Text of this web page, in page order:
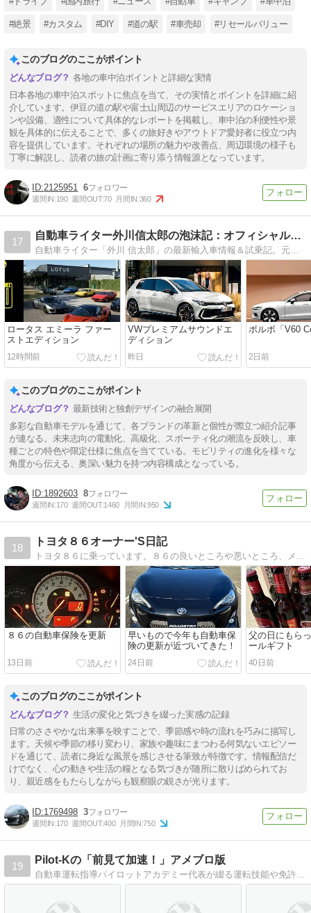
#絶景 #カスタム #DIY #道の駅 #車売却 #リセールバリュー
このブログのここがポイント
各地の車中泊ポイントと詳細な実情
日本各地の車中泊スポットに焦点を当て、その実情とポイントを詳細に紹
介しています。伊豆の道の駅や富士山周辺のサービスエリアのロケーショ
ンや設備、適性について具体的なレポートを掲載し、車中泊の利便性や景
観を具体的に伝えることで、多くの旅好きやアウトドア愛好者に役立つ内
容を提供しています。それぞれの場所の魅力や改善点、周辺環境の様子も
丁寧に解説し、読者の旅の計画に寄り添う情報源となっています。
2125951 6
週間IN:190 週間OUT:70 月間IN:360
17
自動車ライター外川信太郎の泡沫記：オフィシャルブログ
自動車ライター「外川 信太郎」の最新輸入車情報＆試乗記。元テストドライバー、大手輸入車専門誌編集顧問を経てフリーに。この道25年のキャリアで最新輸入車情報を毎日お伝えします。愛車は日本上陸第一号車のルノートゥインゴとVWポロ、小ベンツ。
ロータス エミーラ ファー
ストエディション
12時間前
VWプレミアムサウンドエ
ディション
昨日
ボルボ「V60
2日前
このブログのここがポイント
最新技術と独創デザインの融合展開
多彩な自動車モデルを通じて、各ブランドの革新と個性が際立つ紹介記事
が連なる。未来志向の電動化、高級化、スポーティ化の潮流を反映し、車
種ごとの特色や限定仕様に焦点を当てている。モビリティの進化を様々な
角度から伝える、奥深い魅力を持つ内容構成となっている。
1892603 8
週間IN:170 週間OUT:1460 月間IN:950
18
トヨタ８６オーナー'S日記
トヨタ８６に乗っています。８６の良いところや悪いところ、メンテナンス方法などをお伝えします。トヨタ８６の魅力を発信していきます。
８６の自動車保険を更新
13日前
早いもので今年も自動車保
険の更新が近づいてきた！
24日前
父の日にもら
ールギフト
40日前
このブログのここがポイント
生活の変化と気づきを綴った実感の記録
日常のささやかな出来事を映すことで、季節感や時の流れを巧みに描写し
ます。天候や季節の移り変わり、家族や趣味にまつわる何気ないエピソー
ドを通じて、読者に身近な風景を感じさせる筆致が特徴です。情報配信だ
けでなく、心の動きや生活の糧となる気づきが随所に散りばめられてお
り、親近感をもたらしながらも観察眼の鋭さが光ります。
1769498 3
週間IN:170 週間OUT:400 月間IN:750
19
Pilot-Kの「前見て加速！」アメブロ版
自動車運転指導パイロットアカデミー代表が綴る運転技能や免許取得に関するアドバイス・感想等。教習生も一般ドライバーも必見！